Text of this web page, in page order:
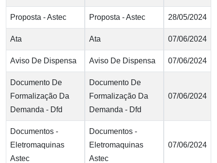
Proposta - Astec Proposta - Astec 28/05/2024
Ata Ata 07/06/2024
Aviso De Dispensa Aviso De Dispensa 07/06/2024
Documento De
Formalização Da
Demanda - Dfd
Documento De
Formalização Da
Demanda - Dfd
07/06/2024
Documentos -
Eletromaquinas
Astec
Documentos -
Eletromaquinas
Astec
07/06/2024